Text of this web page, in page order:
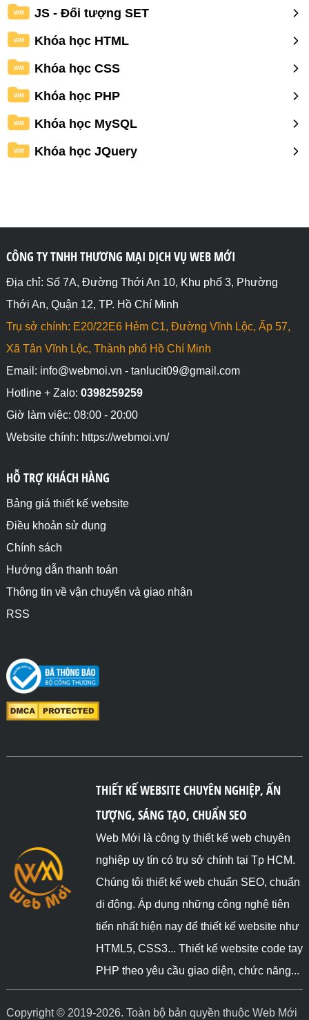
WM JS - Đối tượng SET
WM Khóa học HTML
WM Khóa học CSS
WM Khóa học PHP
WM Khóa học MySQL
WM Khóa học JQuery
CÔNG TY TNHH THƯƠNG MẠI DỊCH VỤ WEB MỚI
Địa chỉ: Số 7A, Đường Thới An 10, Khu phố 3, Phường
Thới An, Quận 12, TP. Hồ Chí Minh
Trụ sở chính: E20/22E6 Hẻm C1, Đường Vĩnh Lộc, Ấp 57,
Xã Tân Vĩnh Lộc, Thành phố Hồ Chí Minh
Email: info@webmoi.vn - tanlucit09@gmail.com
Hotline + Zalo: 0398259259
Giờ làm việc: 08:00 - 20:00
Website chính: https://webmoi.vn/
HỖ TRỢ KHÁCH HÀNG
Bảng giá thiết kế website
Điều khoản sử dụng
Chính sách
Hướng dẫn thanh toán
Thông tin về vận chuyển và giao nhận
RSS
THIẾT KẾ WEBSITE CHUYÊN NGHIỆP, ẤN
TƯỢNG, SÁNG TẠO, CHUẨN SEO
Web Mới là công ty thiết kế web chuyên
nghiệp uy tín có trụ sở chính tại Tp HCM.
Chúng tôi thiết kế web chuẩn SEO, chuẩn
di động. Áp dụng những công nghệ tiên
tiến nhất hiện nay để thiết kế website như
HTML5, CSS3... Thiết kế website code tay
PHP theo yêu cầu giao diện, chức năng...
Copyright © 2019-2026. Toàn bộ bản quyền thuộc Web Mới